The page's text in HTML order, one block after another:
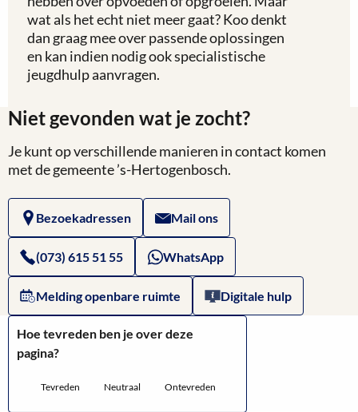
wat als het echt niet meer gaat? Koo denkt
dan graag mee over passende oplossingen
en kan indien nodig ook specialistische
jeugdhulp aanvragen.
Jeugdhulp
Niet gevonden wat je zocht?
Je kunt op verschillende manieren in contact komen
met de gemeente ’s-Hertogenbosch.
Bezoekadressen Mail ons
(073) 615 51 55 WhatsApp
Melding openbare ruimte Digitale hulp
Hoe tevreden ben je over deze
pagina?
Tevreden Neutraal Ontevreden